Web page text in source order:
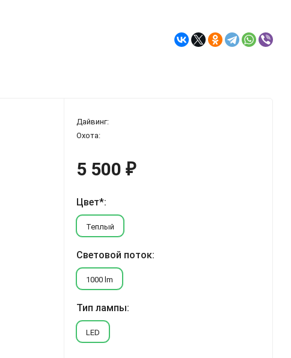
Дайвинг:
Охота:
5 500 ₽
Цвет*:
Теплый
Световой поток:
1000 lm
Тип лампы:
LED